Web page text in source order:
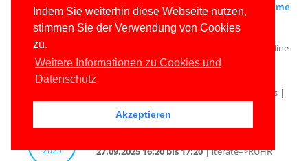
Indem Sie weiterhin diese Webseite nutzen,
stimmen Sie der Verwendung von Cookies
zu.
Weitere Informationen zu Cookies und
Datenschutz
Akzeptieren
Dr. Holger Schwichtenberg(MVP)
18.11.2025 09:15 bis 10:00 | Better Code .NET 10.0 | Online
03.11.2025 10:00 bis 11:30| Entwickler.de Online Events |
Online
Dr. Holger Schwichtenberg
27.09.2025 16:20 bis 17:20
GUI-Frameworks für .NET – Die Qual der Wahl